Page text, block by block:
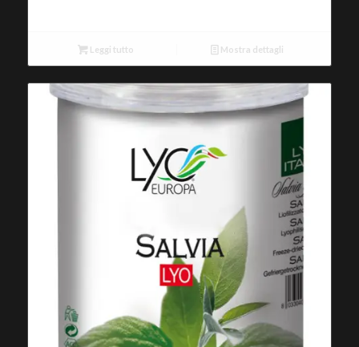
Leggi tutto Mostra dettagli